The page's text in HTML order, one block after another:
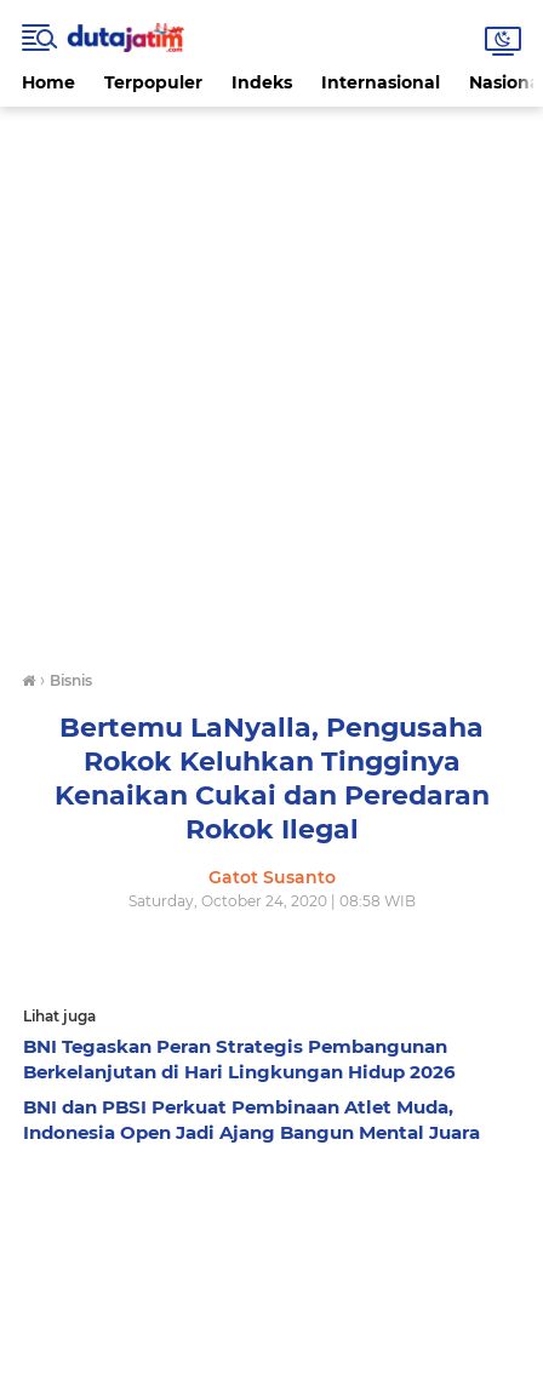
Home Terpopuler Indeks Internasional
› Bisnis
Bertemu LaNyalla, Pengusaha
Rokok Keluhkan Tingginya
Kenaikan Cukai dan Peredaran
Rokok Ilegal
Gatot Susanto
Saturday, October 24, 2020 | 08:58 WIB
Lihat juga
BNI Tegaskan Peran Strategis Pembangunan
Berkelanjutan di Hari Lingkungan Hidup 2026
BNI dan PBSI Perkuat Pembinaan Atlet Muda,
Indonesia Open Jadi Ajang Bangun Mental Juara